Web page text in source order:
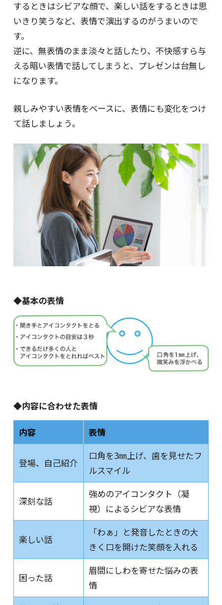
するときはシビアな顔で、楽しい話をするときは思
いきり笑うなど、表情で演出するのがうまいので
す。
逆に、無表情のまま淡々と話したり、不快感すら与
える暗い表情で話してしまうと、プレゼンは台無し
になります。
親しみやすい表情をベースに、表情にも変化をつけ
て話しましょう。
◆基本の表情
◆内容に合わせた表情
内容 表情
登場、自己紹介
口角を3㎜上げ、歯を見せたフ
ルスマイル
深刻な話
強めのアイコンタクト（凝
視）によるシビアな表情
楽しい話
「わぁ」と発音したときの大
きく口を開けた笑顔を入れる
困った話
眉間にしわを寄せた悩みの表
情